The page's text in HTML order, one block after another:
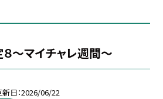
～マイチャレ週間～
新日 2026/06/22